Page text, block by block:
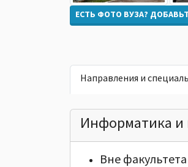
ЕСТЬ ФОТО ВУЗА?
Направления и
Информатика и
Вне факультета